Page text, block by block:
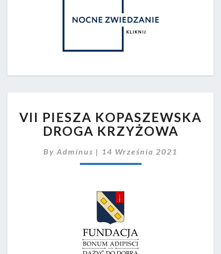
PIESZA
KOPASZEWSKA
DROGA
KRZYŻOWA
VII PIESZA KOPASZEWSKA
DROGA KRZYŻOWA
By Adminus | 14 Września 2021